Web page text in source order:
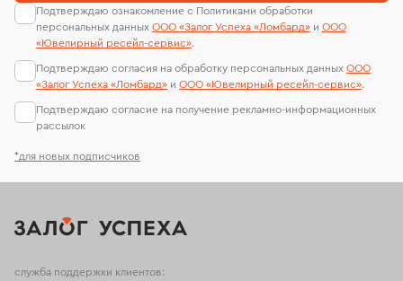
*для новых подписчиков
Подтверждаю ознакомление с Политиками обработки
персональных данных ООО «Залог Успеха «Ломбард» и ООО
«Ювелирный ресейл-сервиc».
Подтверждаю согласия на обработку персональных данных ООО
«Залог Успеха «Ломбард» и ООО «Ювелирный ресейл-сервиc».
Подтверждаю согласие на получение рекламно-информационных
рассылок
служба поддержки клиентов: